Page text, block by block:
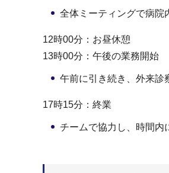
全体ミーティングで病院
12時00分：お昼休憩
13時00分：午後の業務開始
午前に引き続き、外来診
17時15分：終業
チームで協力し、時間内